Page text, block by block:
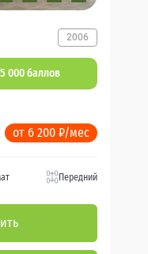
2006
5 000 баллов
от 6 200 ₽/мес
Передний